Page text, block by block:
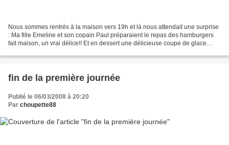
Nous sommes rentrés à la maison vers 19h et là nous attendait une surprise
: Ma fille Emeline et son copain Paul préparaient le repas des hamburgers
fait maison, un vrai délice!! Et en dessert une délicieuse coupe de glace
fin de la première journée
Publié le 06/03/2008 à 20:20
Par choupette88